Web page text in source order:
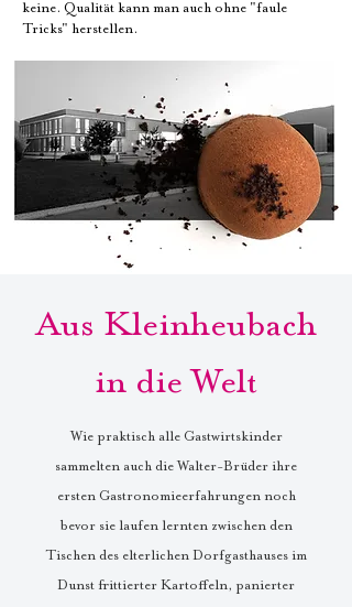
keine. Qualität kann man auch ohne "faule
Tricks" herstellen.
Aus Kleinheubach
in die Welt
Wie praktisch alle Gastwirtskinder
sammelten auch die Walter-Brüder ihre
ersten Gastronomieerfahrungen noch
bevor sie laufen lernten zwischen den
Tischen des elterlichen Dorfgasthauses im
Dunst frittierter Kartoffeln, panierter